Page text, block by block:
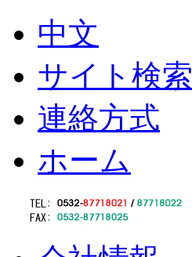
中文
サイト検索
連絡方式
ホーム